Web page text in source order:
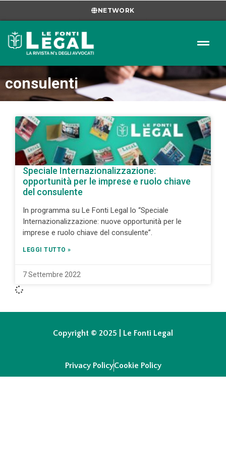
NETWORK
consulenti
Speciale Internazionalizzazione:
opportunità per le imprese e ruolo chiave
del consulente
In programma su Le Fonti Legal lo “Speciale
Internazionalizzazione: nuove opportunità per le
imprese e ruolo chiave del consulente”.
LEGGI TUTTO »
7 Settembre 2022
Copyright © 2025 | Le Fonti Legal
Privacy PolicyCookie Policy